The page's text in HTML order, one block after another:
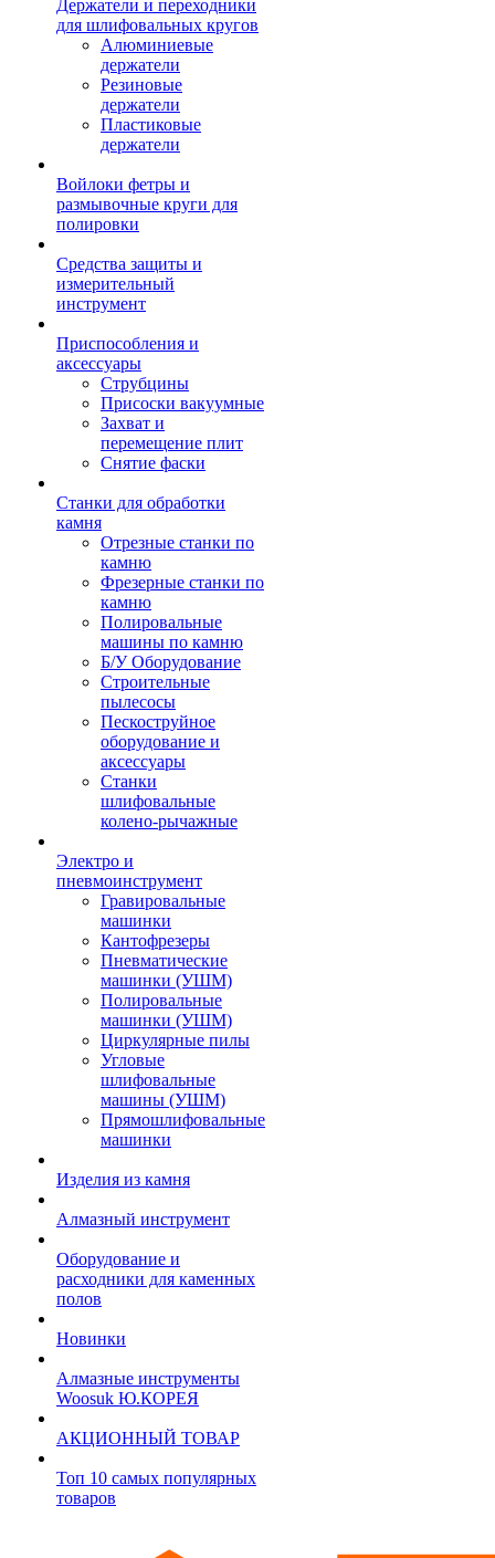
Держатели и переходники
для шлифовальных кругов
Алюминиевые
держатели
Резиновые
держатели
Пластиковые
держатели
Войлоки фетры и
размывочные круги для
полировки
Средства защиты и
измерительный
инструмент
Приспособления и
аксессуары
Струбцины
Присоски вакуумные
Захват и
перемещение плит
Снятие фаски
Станки для обработки
камня
Отрезные станки по
камню
Фрезерные станки по
камню
Полировальные
машины по камню
Б/У Оборудование
Строительные
пылесосы
Пескоструйное
оборудование и
аксессуары
Станки
шлифовальные
колено-рычажные
Электро и
пневмоинструмент
Гравировальные
машинки
Кантофрезеры
Пневматические
машинки (УШМ)
Полировальные
машинки (УШМ)
Циркулярные пилы
Угловые
шлифовальные
машины (УШМ)
Прямошлифовальные
машинки
Изделия из камня
Алмазный инструмент
Оборудование и
расходники для каменных
полов
Новинки
Алмазные инструменты
Woosuk Ю.КОРЕЯ
АКЦИОННЫЙ ТОВАР
Топ 10 самых популярных
товаров